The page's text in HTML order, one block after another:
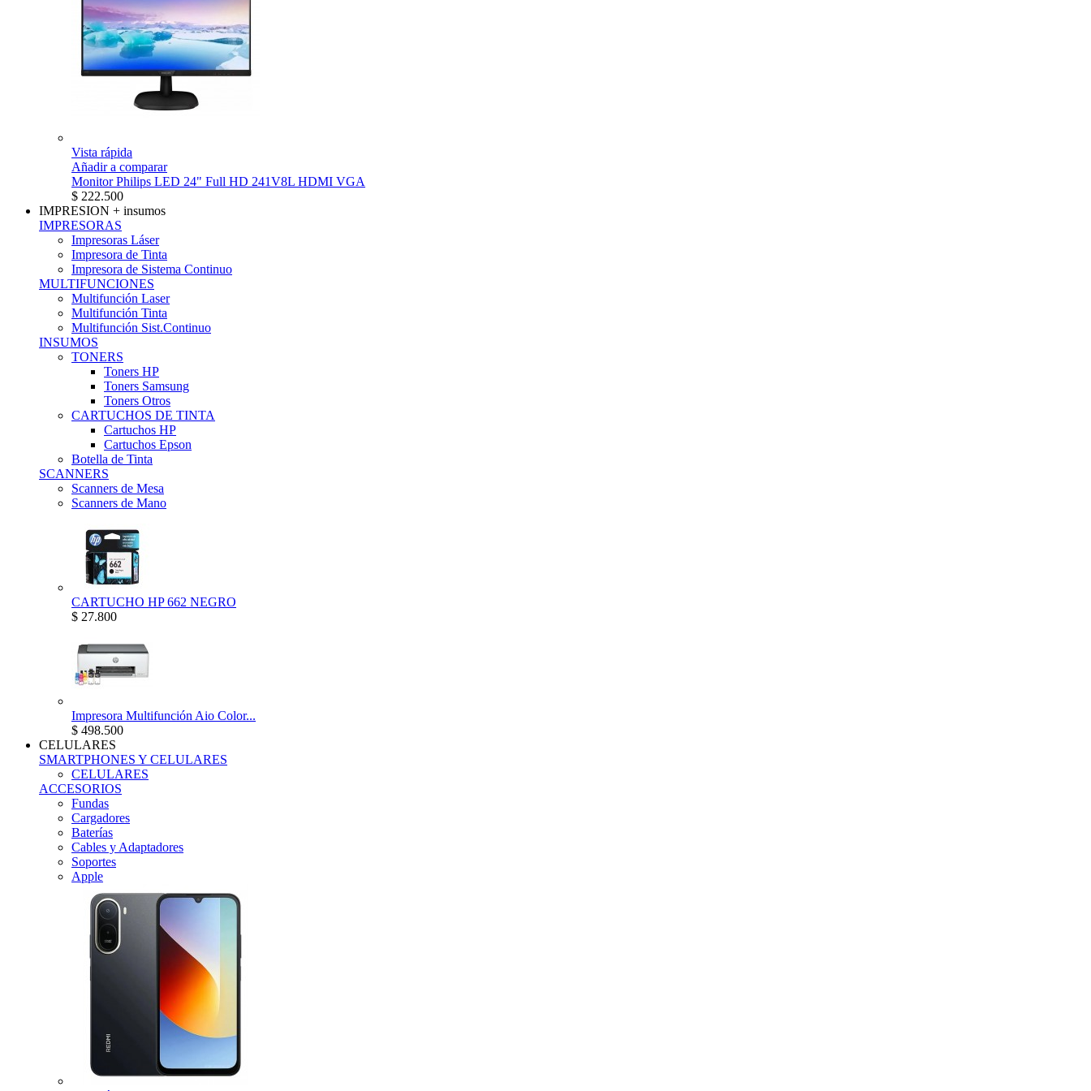
Vista rápida
Añadir a comparar
Monitor Philips LED 24" Full HD 241V8L HDMI VGA
$ 222.500
IMPRESION + insumos
IMPRESORAS
Impresoras Láser
Impresora de Tinta
Impresora de Sistema Continuo
MULTIFUNCIONES
Multifunción Laser
Multifunción Tinta
Multifunción Sist.Continuo
INSUMOS
TONERS
Toners HP
Toners Samsung
Toners Otros
CARTUCHOS DE TINTA
Cartuchos HP
Cartuchos Epson
Botella de Tinta
SCANNERS
Scanners de Mesa
Scanners de Mano
CARTUCHO HP 662 NEGRO
$ 27.800
Impresora Multifunción Aio Color...
$ 498.500
CELULARES
SMARTPHONES Y CELULARES
CELULARES
ACCESORIOS
Fundas
Cargadores
Baterías
Cables y Adaptadores
Soportes
Apple